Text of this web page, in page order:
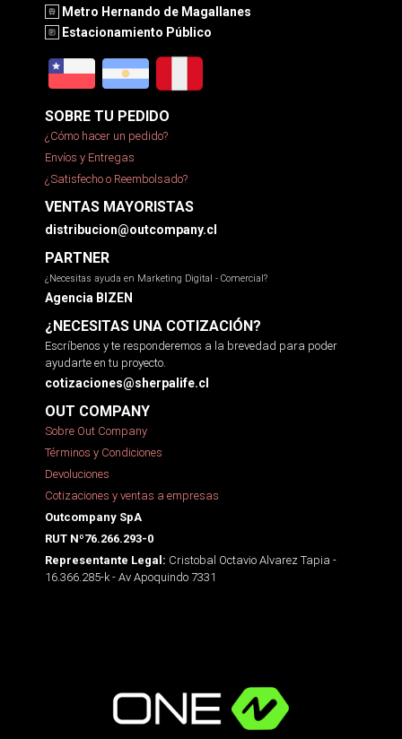
Metro Hernando de Magallanes
Estacionamiento Público
SOBRE TU PEDIDO
¿Cómo hacer un pedido?
Envíos y Entregas
¿Satisfecho o Reembolsado?
VENTAS MAYORISTAS
distribucion@outcompany.cl
PARTNER
¿Necesitas ayuda en Marketing Digital - Comercial?
Agencia BIZEN
¿NECESITAS UNA COTIZACIÓN?
Escríbenos y te responderemos a la brevedad para poder
ayudarte en tu proyecto.
cotizaciones@sherpalife.cl
OUT COMPANY
Sobre Out Company
Términos y Condiciones
Devoluciones
Cotizaciones y ventas a empresas
Outcompany SpA
RUT Nº76.266.293-0
Representante Legal: Cristobal Octavio Alvarez Tapia -
16.366.285-k - Av Apoquindo 7331